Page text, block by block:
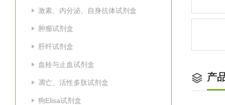
激素、内分泌、自身抗体试剂盒
肿瘤试剂盒
肝纤试剂盒
血栓与止血试剂盒
凋亡、活性多肽试剂盒
狗Elisa试剂盒
产